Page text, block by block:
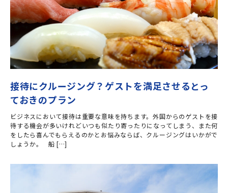
接待にクルージング？ゲストを満足させるとっ
ておきのプラン
ビジネスにおいて接待は重要な意味を持ちます。外国からのゲストを接
待する機会が多いけれどいつも似たり寄ったりになってしまう、また何
をしたら喜んでもらえるのかとお悩みならば、クルージングはいかがで
しょうか。 船 […]